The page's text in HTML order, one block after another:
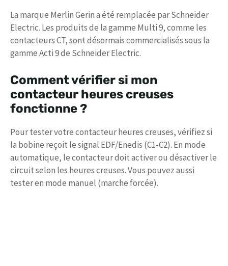
La marque Merlin Gerin a été remplacée par Schneider
Electric. Les produits de la gamme Multi 9, comme les
contacteurs CT, sont désormais commercialisés sous la
gamme Acti 9 de Schneider Electric.
Comment vérifier si mon
contacteur heures creuses
fonctionne ?
Pour tester votre contacteur heures creuses, vérifiez si
la bobine reçoit le signal EDF/Enedis (C1-C2). En mode
automatique, le contacteur doit activer ou désactiver le
circuit selon les heures creuses. Vous pouvez aussi
tester en mode manuel (marche forcée).